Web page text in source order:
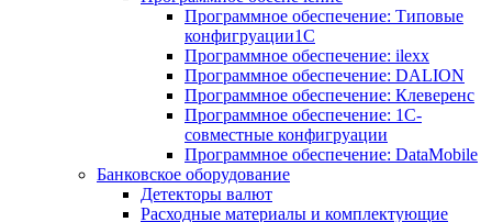
Программное обеспечение: Типовые
конфигруации1С
Программное обеспечение: ilexx
Программное обеспечение: DALION
Программное обеспечение: Клеверенс
Программное обеспечение: 1С-
совместные конфигруации
Программное обеспечение: DataMobile
Банковское оборудование
Детекторы валют
Расходные материалы и комплектующие